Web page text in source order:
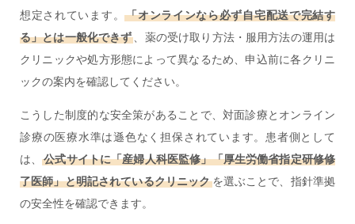
想定されています。「オンラインなら必ず自宅配送で完結す
る」とは一般化できず
、薬の受け取り方法・服用方法の運用は
クリニックや処方形態によって異なるため、申込前に各クリニ
ックの案内を確認してください。
こうした制度的な安全策があることで、対面診療とオンライン
診療の医療水準は遜色なく担保されています。患者側として
は、公式サイトに「産婦人科医監修」「厚生労働省指定研修修
了医師」と明記されているクリニックを選ぶことで、指針準拠
の安全性を確認できます。